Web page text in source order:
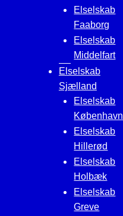
Elselskab
Faaborg
Elselskab
Middelfart
Elselskab
Sjælland
Elselskab
København
Elselskab
Hillerød
Elselskab
Holbæk
Elselskab
Greve